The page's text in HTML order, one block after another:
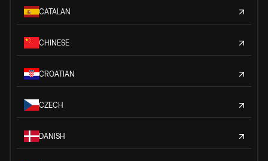
CATALAN
CHINESE
CROATIAN
CZECH
DANISH